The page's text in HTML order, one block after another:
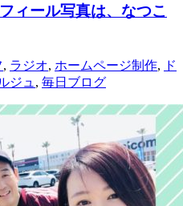
ィール写真は、なつこ
, ラジオ, ホームページ制作, ド
ジュ , 毎日ブログ